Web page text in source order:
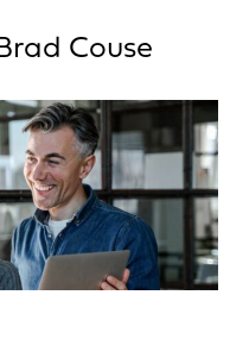
Couse